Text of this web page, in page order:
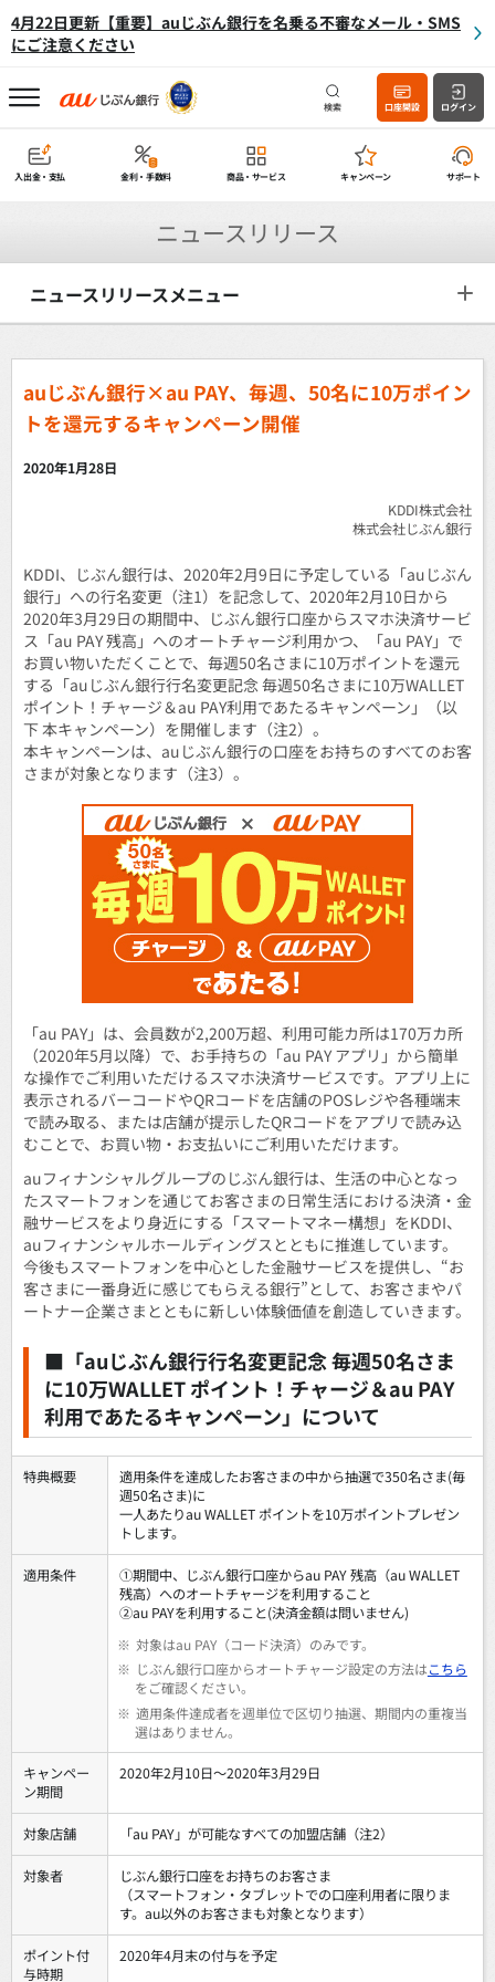
4月22日更新【重要】auじぶん銀行を名乗る不審なメール・SMS
にご注意ください
検索 口座開設 ログイン
入出金・支払 金利・手数料 商品・サービス キャンペーン サポート
ニュースリリース
ニュースリリースメニュー
auじぶん銀行×au PAY、毎週、50名に10万ポイン
トを還元するキャンペーン開催
2020年1月28日
KDDI株式会社
株式会社じぶん銀行
KDDI、じぶん銀行は、2020年2月9日に予定している「auじぶん
銀行」への行名変更（注1）を記念して、2020年2月10日から
2020年3月29日の期間中、じぶん銀行口座からスマホ決済サービ
ス「au PAY 残高」へのオートチャージ利用かつ、「au PAY」で
お買い物いただくことで、毎週50名さまに10万ポイントを還元
する「auじぶん銀行行名変更記念 毎週50名さまに10万WALLET
ポイント！チャージ＆au PAY利用であたるキャンペーン」（以
下 本キャンペーン）を開催します（注2）。
本キャンペーンは、auじぶん銀行の口座をお持ちのすべてのお客
さまが対象となります（注3）。
「au PAY」は、会員数が2,200万超、利用可能カ所は170万カ所
（2020年5月以降）で、お手持ちの「au PAY アプリ」から簡単
な操作でご利用いただけるスマホ決済サービスです。アプリ上に
表示されるバーコードやQRコードを店舗のPOSレジや各種端末
で読み取る、または店舗が提示したQRコードをアプリで読み込
むことで、お買い物・お支払いにご利用いただけます。
auフィナンシャルグループのじぶん銀行は、生活の中心となっ
たスマートフォンを通じてお客さまの日常生活における決済・金
融サービスをより身近にする「スマートマネー構想」をKDDI、
auフィナンシャルホールディングスとともに推進しています。
今後もスマートフォンを中心とした金融サービスを提供し、“お
客さまに一番身近に感じてもらえる銀行”として、お客さまやパ
ートナー企業さまとともに新しい体験価値を創造していきます。
■「auじぶん銀行行名変更記念 毎週50名さま
に10万WALLET ポイント！チャージ＆au PAY
利用であたるキャンペーン」について
特典概要
適用条件を達成したお客さまの中から抽選で350名さま(毎
週50名さま)に
一人あたりau WALLET ポイントを10万ポイントプレゼン
トします。
適用条件
①期間中、じぶん銀行口座からau PAY 残高（au WALLET
残高）へのオートチャージを利用すること
②au PAYを利用すること(決済金額は問いません)
※ 対象はau PAY（コード決済）のみです。
※ じぶん銀行口座からオートチャージ設定の方法はこちら
をご確認ください。
※ 適用条件達成者を週単位で区切り抽選、期間内の重複当
選はありません。
キャンペー
ン期間
2020年2月10日～2020年3月29日
対象店舗 「au PAY」が可能なすべての加盟店舗（注2）
対象者
じぶん銀行口座をお持ちのお客さま
（スマートフォン・タブレットでの口座利用者に限りま
す。au以外のお客さまも対象となります）
ポイント付
与時期
2020年4月末の付与を予定